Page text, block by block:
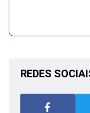
REDES